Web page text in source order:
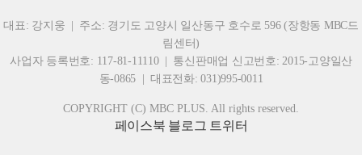
대표: 강지웅 | 주소: 경기도 고양시 일산동구 호수로 596 (장항동 MBC드
림센터)
사업자 등록번호: 117-81-11110 | 통신판매업 신고번호: 2015-고양일산
동-0865 | 대표전화: 031)995-0011
COPYRIGHT (C) MBC PLUS. All rights reserved.
페이스북 블로그 트위터